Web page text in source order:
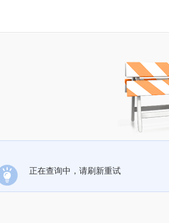
正在查询中，请刷新重试